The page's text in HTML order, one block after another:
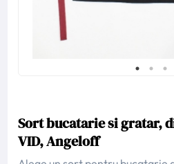
Sort bucatarie si gratar,
VID, Angeloff